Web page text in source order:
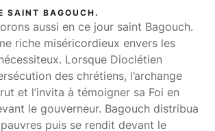
SAINT BAGOUCH.
aussi en ce jour saint Bagouch.
riche miséricordieux envers les
Lorsque Dioclétien
des chrétiens, l’archange
et l’invita à témoigner sa Foi en
le gouverneur. Bagouch distribua
puis se rendit devant le